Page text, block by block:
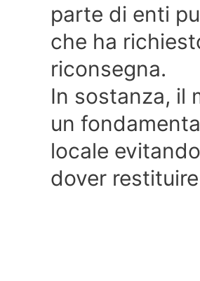
parte di enti
che ha
riconsegna.
In sostanza, il
un
locale
dover